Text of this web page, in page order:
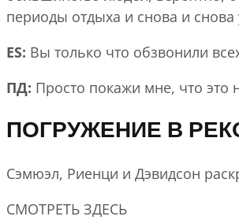
периоды отдыха и снова и
ES: Вы только что обзвонили
ПД: Просто покажи мне, что это
ПОГРУЖЕНИЕ В
Сэмюэл, Риенци и Дэвидсон
СМОТРЕТЬ ЗДЕСЬ